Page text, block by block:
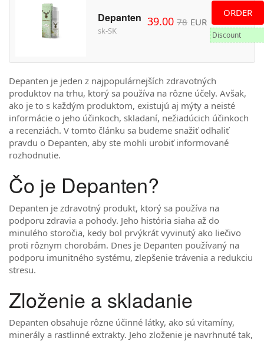
Depanten
sk-SK
39.00 78 EUR
ORDER
Discount
Depanten je jeden z najpopulárnejších zdravotných
produktov na trhu, ktorý sa používa na rôzne účely. Avšak,
ako je to s každým produktom, existujú aj mýty a neisté
informácie o jeho účinkoch, skladaní, nežiadúcich účinkoch
a recenziách. V tomto článku sa budeme snažiť odhaliť
pravdu o Depanten, aby ste mohli urobiť informované
rozhodnutie.
Čo je Depanten?
Depanten je zdravotný produkt, ktorý sa používa na
podporu zdravia a pohody. Jeho história siaha až do
minulého storočia, kedy bol prvýkrát vyvinutý ako liečivo
proti rôznym chorobám. Dnes je Depanten používaný na
podporu imunitného systému, zlepšenie trávenia a redukciu
stresu.
Zloženie a skladanie
Depanten obsahuje rôzne účinné látky, ako sú vitamíny,
minerály a rastlinné extrakty. Jeho zloženie je navrhnuté tak,